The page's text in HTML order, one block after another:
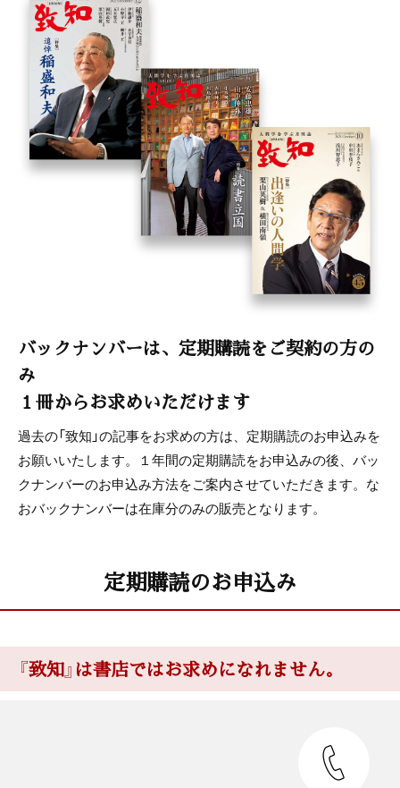
バックナンバーは、定期購読をご契約の方の
み
１冊からお求めいただけます
過去の「致知」の記事をお求めの方は、定期購読のお申込みを
お願いいたします。１年間の定期購読をお申込みの後、バッ
クナンバーのお申込み方法をご案内させていただきます。な
おバックナンバーは在庫分のみの販売となります。
定期購読のお申込み
『致知』は書店ではお求めになれません。